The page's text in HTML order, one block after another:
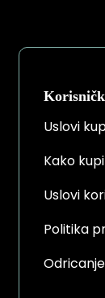
Uslovi
Kako
Uslovi
Politika